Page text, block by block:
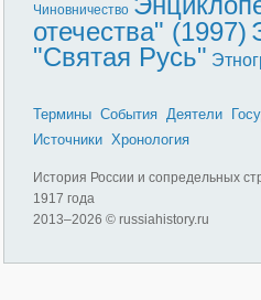
Чиновничество
отечества" (1997)
"Святая Русь"
Термины События Деятели
Источники Хронология
История России и сопредельных
1917 года
2013–2026 © russiahistory.ru